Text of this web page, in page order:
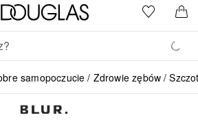
Strona główna Douglas
Do listyDo
samopoczucie Zdrowie zębów